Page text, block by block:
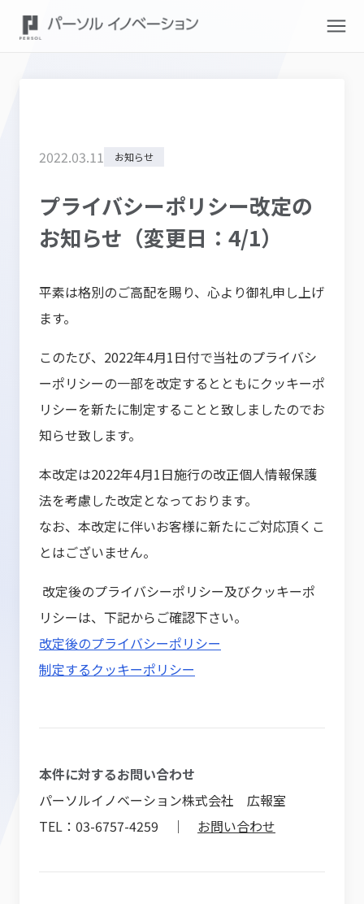
2022.03.11 お知らせ
プライバシーポリシー改定の
お知らせ（変更日：4/1）
平素は格別のご高配を賜り、心より御礼申し上げ
ます。
このたび、 2022年4月1日付で当社のプライバシ
ーポリシーの一部を改定するとともにクッキーポ
リシーを新たに制定することと致しましたのでお
知らせ致します。
本改定は2022年4月1日施行の改正個人情報保護
法を考慮した改定となっております。
なお、本改定に伴いお客様に新たにご対応頂くこ
とはございません。
改定後のプライバシーポリシー及びクッキーポ
リシーは、下記からご確認下さい。
改定後のプライバシーポリシー
制定するクッキーポリシー
本件に対するお問い合わせ
パーソルイノベーション株式会社 広報室
TEL：03-6757-4259 ｜ お問い合わせ